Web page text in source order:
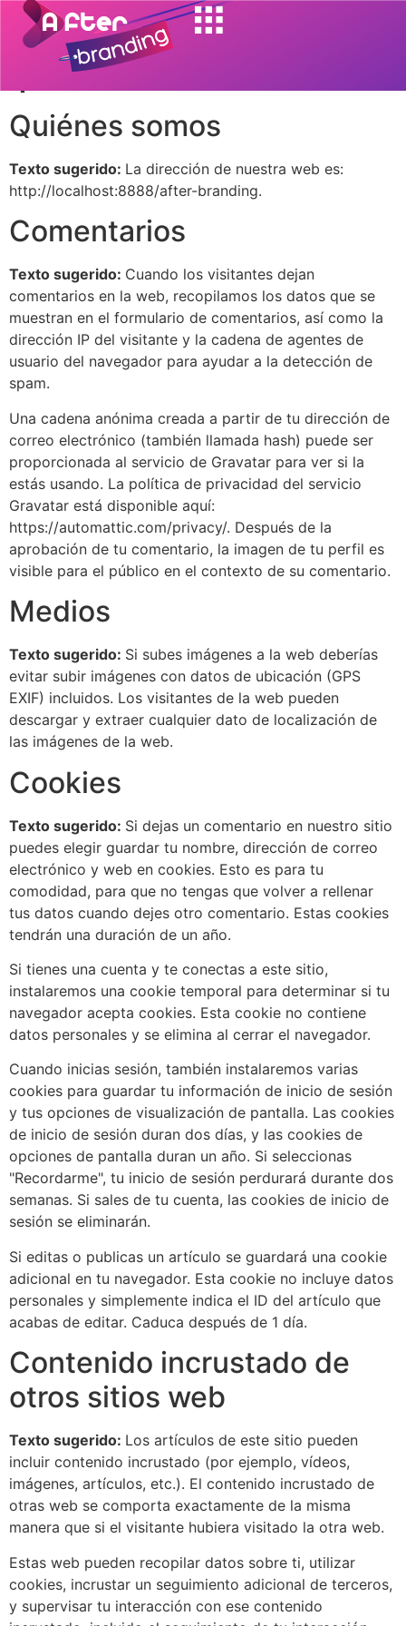
Política de
privacidad
Quiénes somos
Texto sugerido: La dirección de nuestra web es:
http://localhost:8888/after-branding.
Comentarios
Texto sugerido: Cuando los visitantes dejan
comentarios en la web, recopilamos los datos que se
muestran en el formulario de comentarios, así como la
dirección IP del visitante y la cadena de agentes de
usuario del navegador para ayudar a la detección de
spam.
Una cadena anónima creada a partir de tu dirección de
correo electrónico (también llamada hash) puede ser
proporcionada al servicio de Gravatar para ver si la
estás usando. La política de privacidad del servicio
Gravatar está disponible aquí:
https://automattic.com/privacy/. Después de la
aprobación de tu comentario, la imagen de tu perfil es
visible para el público en el contexto de su comentario.
Medios
Texto sugerido: Si subes imágenes a la web deberías
evitar subir imágenes con datos de ubicación (GPS
EXIF) incluidos. Los visitantes de la web pueden
descargar y extraer cualquier dato de localización de
las imágenes de la web.
Cookies
Texto sugerido: Si dejas un comentario en nuestro sitio
puedes elegir guardar tu nombre, dirección de correo
electrónico y web en cookies. Esto es para tu
comodidad, para que no tengas que volver a rellenar
tus datos cuando dejes otro comentario. Estas cookies
tendrán una duración de un año.
Si tienes una cuenta y te conectas a este sitio,
instalaremos una cookie temporal para determinar si tu
navegador acepta cookies. Esta cookie no contiene
datos personales y se elimina al cerrar el navegador.
Cuando inicias sesión, también instalaremos varias
cookies para guardar tu información de inicio de sesión
y tus opciones de visualización de pantalla. Las cookies
de inicio de sesión duran dos días, y las cookies de
opciones de pantalla duran un año. Si seleccionas
"Recordarme", tu inicio de sesión perdurará durante dos
semanas. Si sales de tu cuenta, las cookies de inicio de
sesión se eliminarán.
Si editas o publicas un artículo se guardará una cookie
adicional en tu navegador. Esta cookie no incluye datos
personales y simplemente indica el ID del artículo que
acabas de editar. Caduca después de 1 día.
Contenido incrustado de
otros sitios web
Texto sugerido: Los artículos de este sitio pueden
incluir contenido incrustado (por ejemplo, vídeos,
imágenes, artículos, etc.). El contenido incrustado de
otras web se comporta exactamente de la misma
manera que si el visitante hubiera visitado la otra web.
Estas web pueden recopilar datos sobre ti, utilizar
cookies, incrustar un seguimiento adicional de terceros,
y supervisar tu interacción con ese contenido